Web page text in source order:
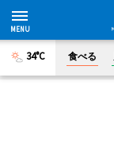
34°C 食べる